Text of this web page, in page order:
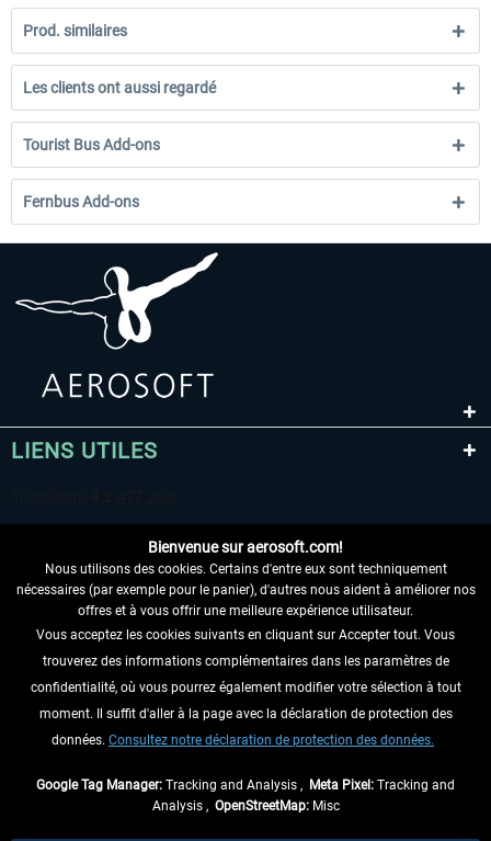
Prod. similaires
Les clients ont aussi regardé
Tourist Bus Add-ons
Fernbus Add-ons
LIENS UTILES
RENONCER AU CONTRAT ICI
INFORMATIONS
NE MANQUEZ PAS LES DERNIÈRES
Bienvenue sur aerosoft.com!
Nous utilisons des cookies. Certains d'entre eux sont techniquement
nécessaires (par exemple pour le panier), d'autres nous aident à améliorer nos
offres et à vous offrir une meilleure expérience utilisateur.
Vous acceptez les cookies suivants en cliquant sur Accepter tout. Vous
trouverez des informations complémentaires dans les paramètres de
confidentialité, où vous pourrez également modifier votre sélection à tout
moment. Il suffit d'aller à la page avec la déclaration de protection des
données. Consultez notre déclaration de protection des données.
Google Tag Manager: Tracking and Analysis , Meta Pixel: Tracking and
Analysis , OpenStreetMap:Misc